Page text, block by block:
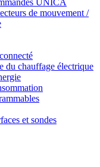
de mouvement /
du chauffage électrique
et sondes